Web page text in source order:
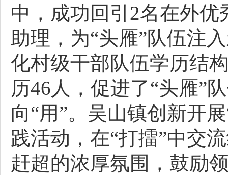
中，成功回引2名在外
助理，为“头雁”队伍注
化村级干部队伍学历结
历46人，促进了“头雁”
向“用”。吴山镇创新开
践活动，在“打擂”中交
赶超的浓厚氛围，鼓励